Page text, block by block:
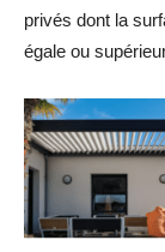
privés dont la
égale ou